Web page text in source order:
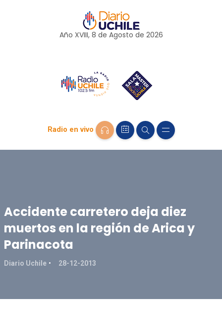
Año XVIII, 8 de Agosto de 2026
Radio en vivo
Accidente carretero deja diez
muertos en la región de Arica y
Parinacota
Diario Uchile 28-12-2013